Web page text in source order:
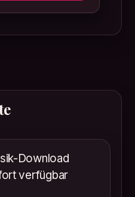
Download
verfügbar